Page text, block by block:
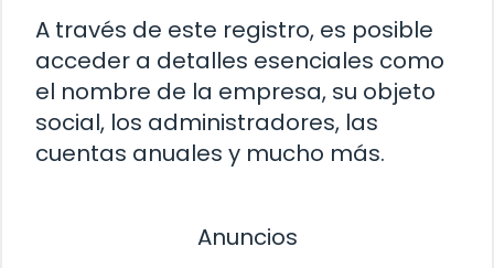
A través de este registro, es posible
acceder a detalles esenciales como
el nombre de la empresa, su objeto
social, los administradores, las
cuentas anuales y mucho más.
Anuncios